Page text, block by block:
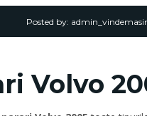
Posted by:
Volvo